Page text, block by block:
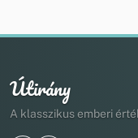
Útirány
A klasszikus emberi